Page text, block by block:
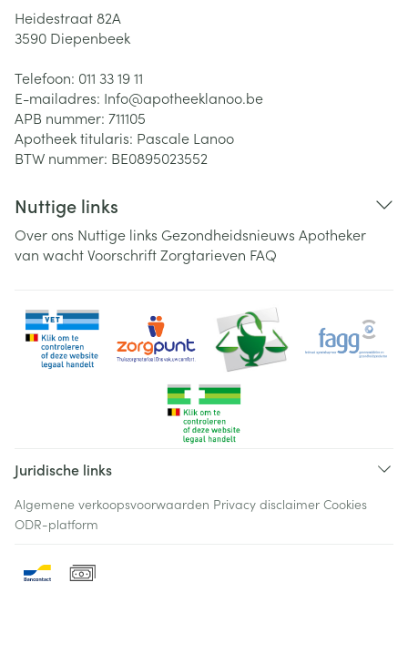
Heidestraat 82A
3590 Diepenbeek
Telefoon: 011 33 19 11
E-mailadres: Info@apotheeklanoo.be
APB nummer: 711105
Apotheek titularis: Pascale Lanoo
BTW nummer: BE0895023552
Nuttige links
Over ons Nuttige links Gezondheidsnieuws Apotheker
van wachtVoorschriftZorgtarieven FAQ
Juridische links
Algemene verkoopsvoorwaarden Privacy disclaimer Cookies
ODR-platform